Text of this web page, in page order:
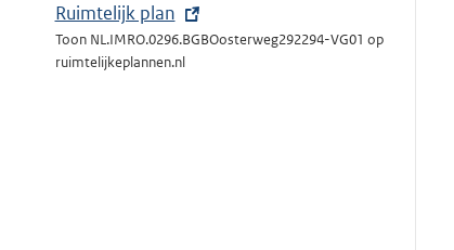
E
x
t
Ruimtelijk plan
Toon NL.IMRO.0296.BGBOosterweg292294-VG01 op
ruimtelijkeplannen.nl